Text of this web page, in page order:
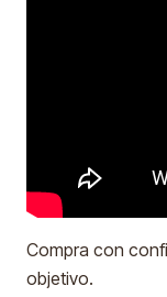
Compra con
objetivo.